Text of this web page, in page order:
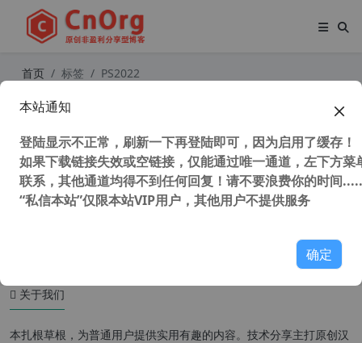
首页 标签 PS2022
新安装的PS2024卡到崩溃？几步快速
以上版本
关于我们
本扎根草根，为普通用户提供实用有趣的内容。技术分享主打原创汉
本站通知
登陆显示不正常，刷新一下再登陆即可，因为启用了缓存！
如果下载链接失效或空链接，仅能通过唯一通道，左下方菜
联系，其他通道均得不到任何回复！请不要浪费你的时间
“私信本站”仅限本站VIP用户，其他用户不提供服务
确定